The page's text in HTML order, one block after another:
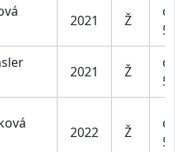
2021 Ž
5
2021 Ž
5
2022 Ž
5